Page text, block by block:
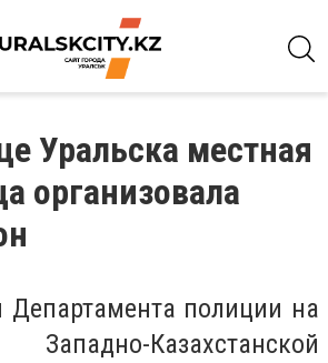
Уральска местная
организовала
Департамента полиции на
Казахстанской